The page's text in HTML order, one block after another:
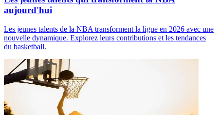
aujourd'hui
Les jeunes talents de la NBA transforment la ligue en 2026 avec une
nouvelle dynamique. Explorez leurs contributions et les tendances
du basketball.